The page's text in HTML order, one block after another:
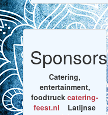
Sponsors
Catering,
entertainment,
foodtruck catering-
feest.nl Latijnse